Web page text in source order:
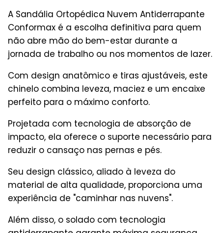
A Sandália Ortopédica Nuvem Antiderrapante
Conformax é a escolha definitiva para quem
não abre mão do bem-estar durante a
jornada de trabalho ou nos momentos de lazer.
Com design anatômico e tiras ajustáveis, este
chinelo combina leveza, maciez e um encaixe
perfeito para o máximo conforto.
Projetada com tecnologia de absorção de
impacto, ela oferece o suporte necessário para
reduzir o cansaço nas pernas e pés.
Seu design clássico, aliado à leveza do
material de alta qualidade, proporciona uma
experiência de "caminhar nas nuvens".
Além disso, o solado com tecnologia